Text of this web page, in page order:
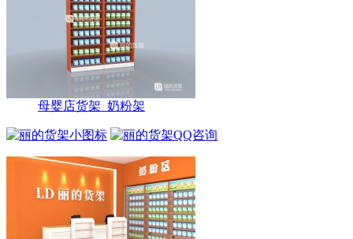
母婴店货架_奶粉架